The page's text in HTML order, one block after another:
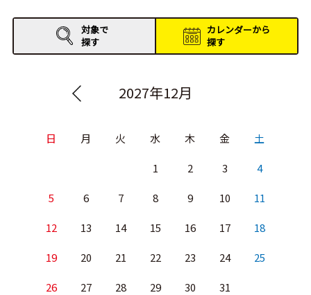
イベントレポート
対象で
探す
カレンダーから
探す
2027年12月
日 月 火 水 木 金 土
1 2 3 4
5 6 7 8 9 10 11
12 13 14 15 16 17 18
19 20 21 22 23 24 25
26 27 28 29 30 31